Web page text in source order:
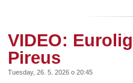
VIDEO:
Pireus
Tuesday, 26. 5. 2026 o 20:45